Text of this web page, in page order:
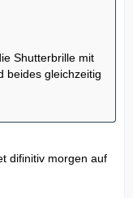
Shutterbrille mit
beides gleichzeitig
difinitiv morgen auf